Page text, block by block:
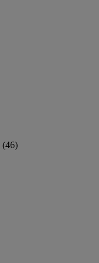
(46)